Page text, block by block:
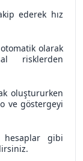
ederek hız
olarak
risklerden
oluştururken
ve göstergeyi
gibi